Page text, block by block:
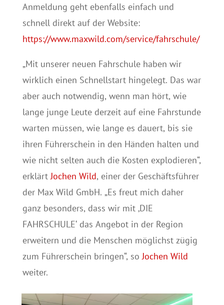
Anmeldung geht ebenfalls einfach und
schnell direkt auf der Website:
https://www.maxwild.com/service/fahrschule/
„Mit unserer neuen Fahrschule haben wir
wirklich einen Schnellstart hingelegt. Das war
aber auch notwendig, wenn man hört, wie
lange junge Leute derzeit auf eine Fahrstunde
warten müssen, wie lange es dauert, bis sie
ihren Führerschein in den Händen halten und
wie nicht selten auch die Kosten explodieren“,
erklärt Jochen Wild, einer der Geschäftsführer
der Max Wild GmbH. „Es freut mich daher
ganz besonders, dass wir mit ‚DIE
FAHRSCHULE‘ das Angebot in der Region
erweitern und die Menschen möglichst zügig
zum Führerschein bringen“, so Jochen Wild
weiter.